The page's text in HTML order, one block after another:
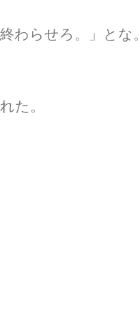
わらせろ。」とな。
た。